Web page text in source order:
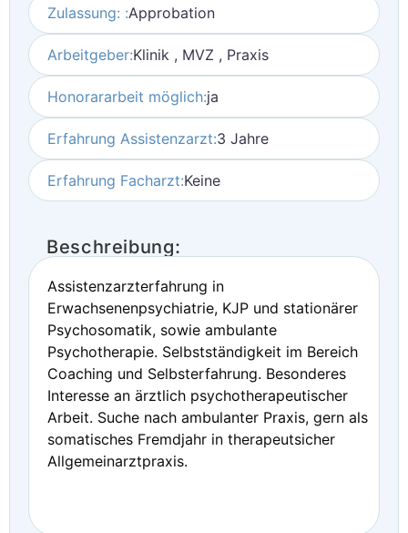
Zulassung: :Approbation
Arbeitgeber:Klinik , MVZ , Praxis
Honorararbeit möglich:ja
Erfahrung Assistenzarzt:3 Jahre
Erfahrung Facharzt:Keine
Beschreibung:
Assistenzarzterfahrung in
Erwachsenenpsychiatrie, KJP und stationärer
Psychosomatik, sowie ambulante
Psychotherapie. Selbstständigkeit im Bereich
Coaching und Selbsterfahrung. Besonderes
Interesse an ärztlich psychotherapeutischer
Arbeit. Suche nach ambulanter Praxis, gern als
somatisches Fremdjahr in therapeutsicher
Allgemeinarztpraxis.